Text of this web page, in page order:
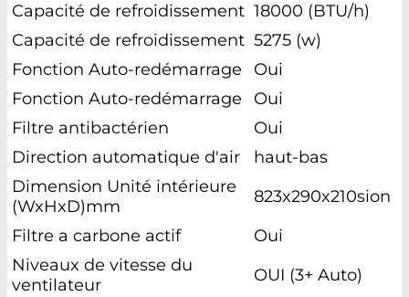
Capacité de refroidissement 18000 (BTU/h)
Capacité de refroidissement 5275 (w)
Fonction Auto-redémarrage
Oui
Fonction Auto-redémarrage
Oui
Filtre antibactérien
Oui
Direction automatique d'air
haut-bas
Dimension Unité intérieure
(WxHxD)mm
823x290x210sion
Filtre a carbone actif
Oui
Niveaux de vitesse du
ventilateur
OUI (3+ Auto)